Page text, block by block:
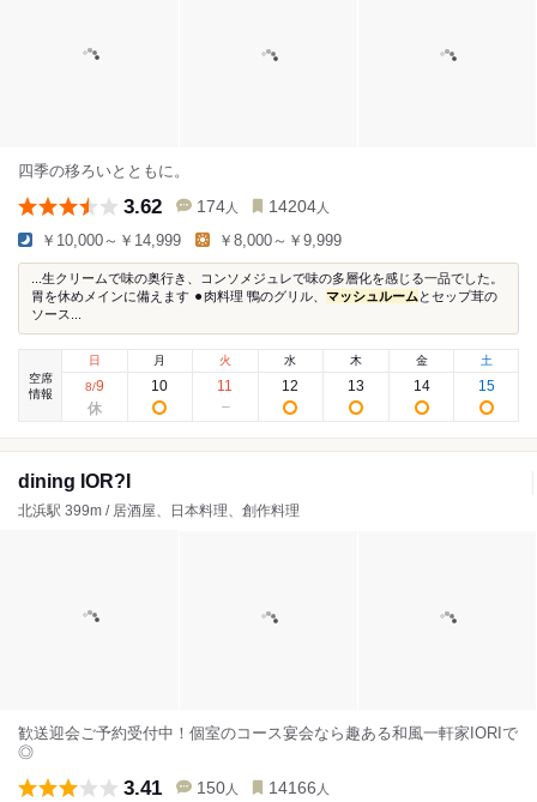
四季の移ろいとともに。
3.62 174 人 14204 人
￥10,000～￥14,999 ￥8,000～￥9,999
...生クリームで味の奥行き、コンソメジュレで味の多層化を感じる一品でした。
胃を休めメインに備えます ⚫︎肉料理 鴨のグリル、 マッシュルーム とセップ茸の
ソース...
空席
情報
日
8/9
月
10
火
11
水
12
木
13
金
14
土
15
dining IOR?I
北浜駅 399m / 居酒屋、日本料理、創作料理
歓送迎会ご予約受付中！個室のコース宴会なら趣ある和風一軒家IORIで
◎
3.41 150 人 14166 人